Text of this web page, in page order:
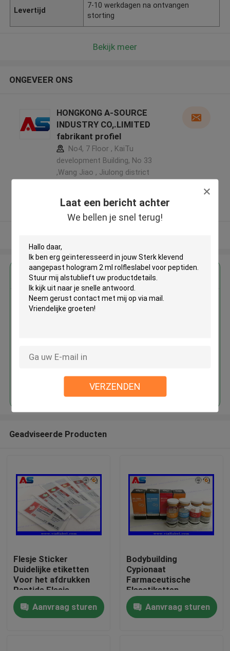
Laat een bericht achter
We bellen je snel terug!
VERZENDEN
Huis
Producten
Levertijd
7-10 werkdagen na ontvangen
storting
Bekijk meer
ONGEVEER ONS
HONGKONG A-SOURCE
INDUSTRY CO,.LIMITED
fabrikant profiel
No4, 7 Floor , KaiTu
development Building, No 33
,Wang Jiao , Jiulong district
Geverifieerde Leverancier
Krijg de beste prijs voor
Sterk klevend aangepast
Doorgaan
Geadviseerde Producten
Flesje Sticker
Duidelijke etiketten
Voor het afdrukken
Peptide Flesje
etiketten 10 ml flacon
etiketten Kleine fles
etiketten
Aanvraag sturen
Bodybuilding
Cypionaat
Farmaceutische
Flesetiketten
25x60mm ISO
Gecertificeerd voor
10ml injectieflacons
Aanvraag sturen